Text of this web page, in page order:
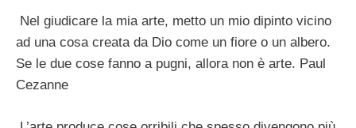
Nel giudicare la mia arte, metto un mio dipinto vicino
ad una cosa creata da Dio come un fiore o un albero.
Se le due cose fanno a pugni, allora non è arte. Paul
Cezanne